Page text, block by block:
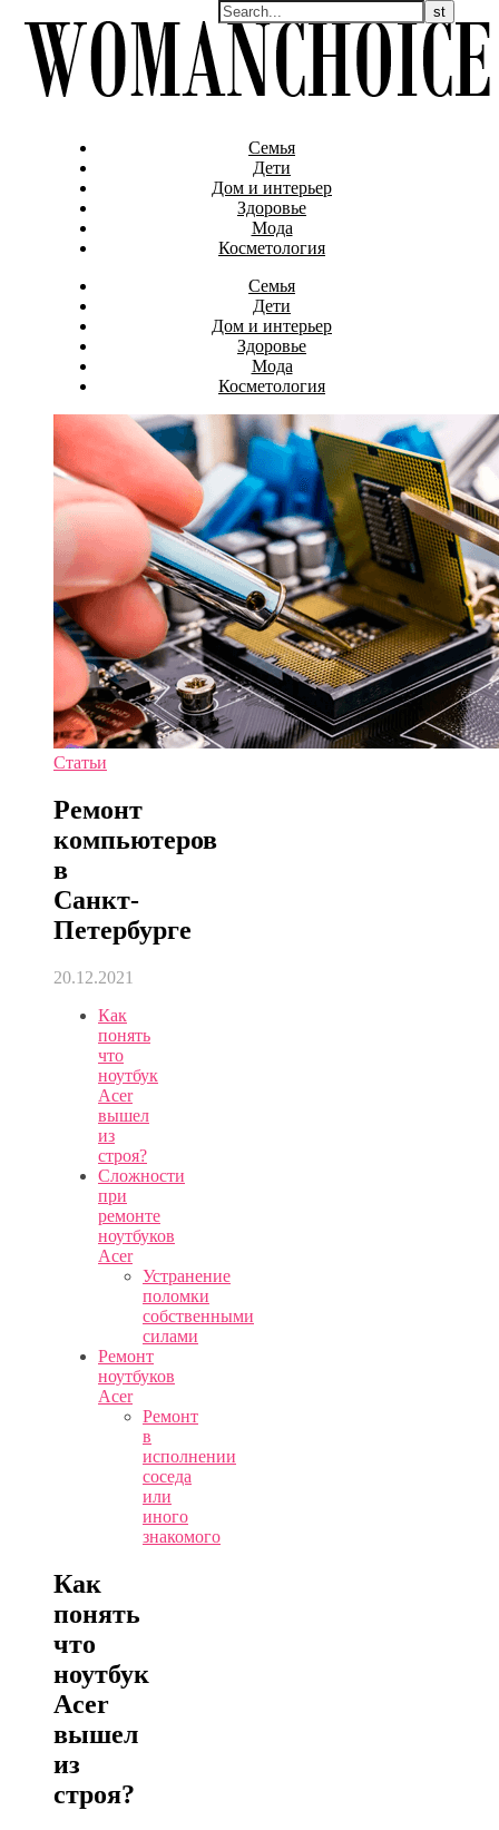
Семья
Дети
Дом и интерьер
Здоровье
Мода
Косметология
Семья
Дети
Дом и интерьер
Здоровье
Мода
Косметология
Статьи
Ремонт
компьютеров
в
Санкт-
Петербурге
20.12.2021
Как
понять
что
ноутбук
Acer
вышел
из
строя?
Сложности
при
ремонте
ноутбуков
Acer
Устранение
поломки
собственными
силами
Ремонт
ноутбуков
Acer
Ремонт
в
исполнении
соседа
или
иного
знакомого
Как
понять
что
ноутбук
Acer
вышел
из
строя?